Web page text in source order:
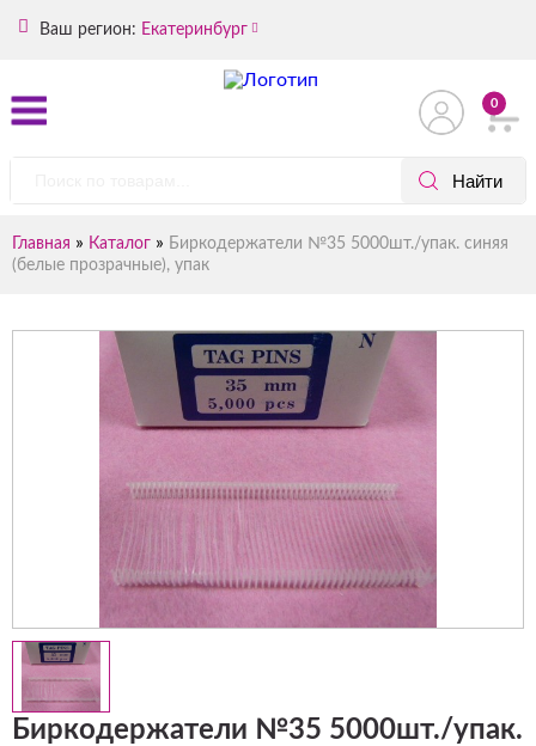
Ваш регион: Екатеринбург
0
Главная » Каталог » Биркодержатели №35 5000шт./упак. синяя
(белые прозрачные), упак
Биркодержатели №35 5000шт./упак.